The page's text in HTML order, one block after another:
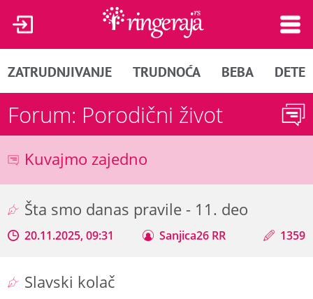
ZATRUDNJIVANJE TRUDNOĆA BEBA DETE
Forum: Porodični život
Kuvajmo zajedno
Šta smo danas pravile - 11. deo
20.11.2025, 09:31 Sanjica26 RR 1359
Slavski kolač